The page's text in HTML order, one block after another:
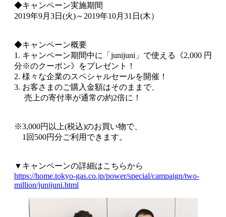
◆キャンペーン実施期間
2019年9月3日(火)～2019年10月31日(木）
◆キャンペーン概要
1. キャンペーン期間中に「junijuni」で使える《2,000 円
分※のクーポン》をプレゼント！
2. 様々な企業のスペシャルセールを開催！
3. お客さまのご購入金額はそのままで、
売上の寄付率が通常の約2倍に！
※3,000円以上(税込)のお買い物で、
1回500円分ご利用できます。
▼キャンペーンの詳細はこちらから
https://home.tokyo-gas.co.jp/power/special/campaign/two-
million/junijuni.html